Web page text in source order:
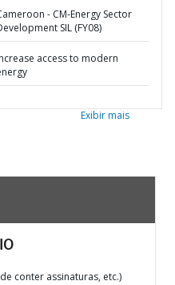
- CM-Energy Sector
SIL (FY08)
access to modern
Exibir mais
conter assinaturas, etc.)